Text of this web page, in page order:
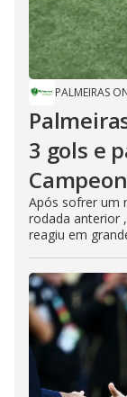
PALMEIRAS
3 gols e
Após sofrer um
rodada anterior
reagiu em